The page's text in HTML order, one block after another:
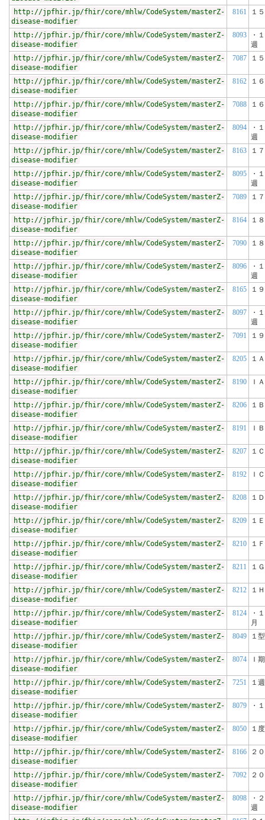
http://jpfhir.jp/fhir/core/mhlw/CodeSystem/masterZ-
disease-modifier
8161 １
http://jpfhir.jp/fhir/core/mhlw/CodeSystem/masterZ-
disease-modifier
8093
・
週
http://jpfhir.jp/fhir/core/mhlw/CodeSystem/masterZ-
disease-modifier
7087 １
http://jpfhir.jp/fhir/core/mhlw/CodeSystem/masterZ-
disease-modifier
8162 １
http://jpfhir.jp/fhir/core/mhlw/CodeSystem/masterZ-
disease-modifier
7088 １
http://jpfhir.jp/fhir/core/mhlw/CodeSystem/masterZ-
disease-modifier
8094
・
週
http://jpfhir.jp/fhir/core/mhlw/CodeSystem/masterZ-
disease-modifier
8163 １
http://jpfhir.jp/fhir/core/mhlw/CodeSystem/masterZ-
disease-modifier
8095
・
週
http://jpfhir.jp/fhir/core/mhlw/CodeSystem/masterZ-
disease-modifier
7089 １
http://jpfhir.jp/fhir/core/mhlw/CodeSystem/masterZ-
disease-modifier
8164 １
http://jpfhir.jp/fhir/core/mhlw/CodeSystem/masterZ-
disease-modifier
7090 １
http://jpfhir.jp/fhir/core/mhlw/CodeSystem/masterZ-
disease-modifier
8096
・
週
http://jpfhir.jp/fhir/core/mhlw/CodeSystem/masterZ-
disease-modifier
8165 １
http://jpfhir.jp/fhir/core/mhlw/CodeSystem/masterZ-
disease-modifier
8097
・
週
http://jpfhir.jp/fhir/core/mhlw/CodeSystem/masterZ-
disease-modifier
7091 １
http://jpfhir.jp/fhir/core/mhlw/CodeSystem/masterZ-
disease-modifier
8205 １
http://jpfhir.jp/fhir/core/mhlw/CodeSystem/masterZ-
disease-modifier
8190 Ｉ
http://jpfhir.jp/fhir/core/mhlw/CodeSystem/masterZ-
disease-modifier
8206 １
http://jpfhir.jp/fhir/core/mhlw/CodeSystem/masterZ-
disease-modifier
8191 Ｉ
http://jpfhir.jp/fhir/core/mhlw/CodeSystem/masterZ-
disease-modifier
8207 １
http://jpfhir.jp/fhir/core/mhlw/CodeSystem/masterZ-
disease-modifier
8192 Ｉ
http://jpfhir.jp/fhir/core/mhlw/CodeSystem/masterZ-
disease-modifier
8208 １
http://jpfhir.jp/fhir/core/mhlw/CodeSystem/masterZ-
disease-modifier
8209 １
http://jpfhir.jp/fhir/core/mhlw/CodeSystem/masterZ-
disease-modifier
8210 １
http://jpfhir.jp/fhir/core/mhlw/CodeSystem/masterZ-
disease-modifier
8211 １
http://jpfhir.jp/fhir/core/mhlw/CodeSystem/masterZ-
disease-modifier
8212 １
http://jpfhir.jp/fhir/core/mhlw/CodeSystem/masterZ-
disease-modifier
8124
・
月
http://jpfhir.jp/fhir/core/mhlw/CodeSystem/masterZ-
disease-modifier
8049 １型
http://jpfhir.jp/fhir/core/mhlw/CodeSystem/masterZ-
disease-modifier
8074 Ｉ期
http://jpfhir.jp/fhir/core/mhlw/CodeSystem/masterZ-
disease-modifier
7251 １週
http://jpfhir.jp/fhir/core/mhlw/CodeSystem/masterZ-
disease-modifier
8079 ・
http://jpfhir.jp/fhir/core/mhlw/CodeSystem/masterZ-
disease-modifier
8050 １度
http://jpfhir.jp/fhir/core/mhlw/CodeSystem/masterZ-
disease-modifier
8166 ２
http://jpfhir.jp/fhir/core/mhlw/CodeSystem/masterZ-
disease-modifier
7092 ２
http://jpfhir.jp/fhir/core/mhlw/CodeSystem/masterZ-
disease-modifier
8098
・
週